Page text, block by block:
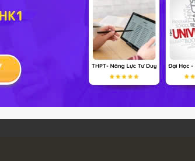
phân nhánh còn xenlulozơ có mạch